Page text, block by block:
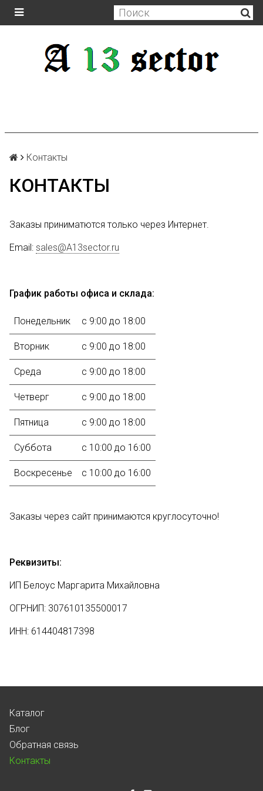
Контакты
КОНТАКТЫ
Заказы приниматются только через Интернет.
Email: sales@A13sector.ru
График работы офиса и склада:
Понедельник с 9:00 до 18:00
Вторник с 9:00 до 18:00
Среда с 9:00 до 18:00
Четверг с 9:00 до 18:00
Пятница с 9:00 до 18:00
Суббота с 10:00 до 16:00
Воскресенье с 10:00 до 16:00
Заказы через сайт принимаются круглосуточно!
Реквизиты:
ИП Белоус Маргарита Михайловна
ОГРНИП: 307610135500017
ИНН: 614404817398
Каталог
Блог
Обратная связь
Контакты